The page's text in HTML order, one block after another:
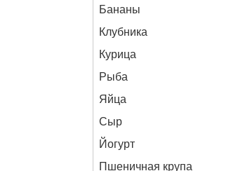
Бананы
Клубника
Курица
Рыба
Яйца
Сыр
Йогурт
Пшеничная крупа